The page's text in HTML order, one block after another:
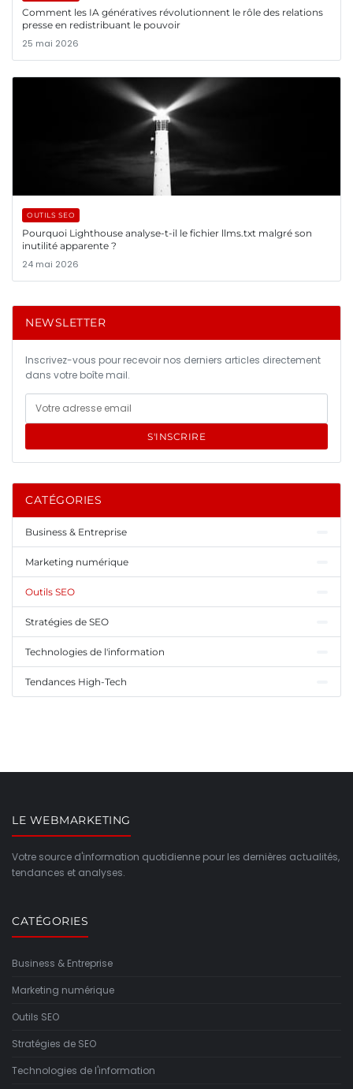
Comment les IA génératives révolutionnent le rôle des relations
presse en redistribuant le pouvoir
25 mai 2026
OUTILS SEO
Pourquoi Lighthouse analyse-t-il le fichier llms.txt malgré son
inutilité apparente ?
24 mai 2026
NEWSLETTER
Inscrivez-vous pour recevoir nos derniers articles directement
dans votre boîte mail.
S'INSCRIRE
CATÉGORIES
Business & Entreprise
Marketing numérique
Outils SEO
Stratégies de SEO
Technologies de l'information
Tendances High-Tech
LE WEBMARKETING
Votre source d'information quotidienne pour les dernières actualités,
tendances et analyses.
CATÉGORIES
Business & Entreprise
Marketing numérique
Outils SEO
Stratégies de SEO
Technologies de l'information